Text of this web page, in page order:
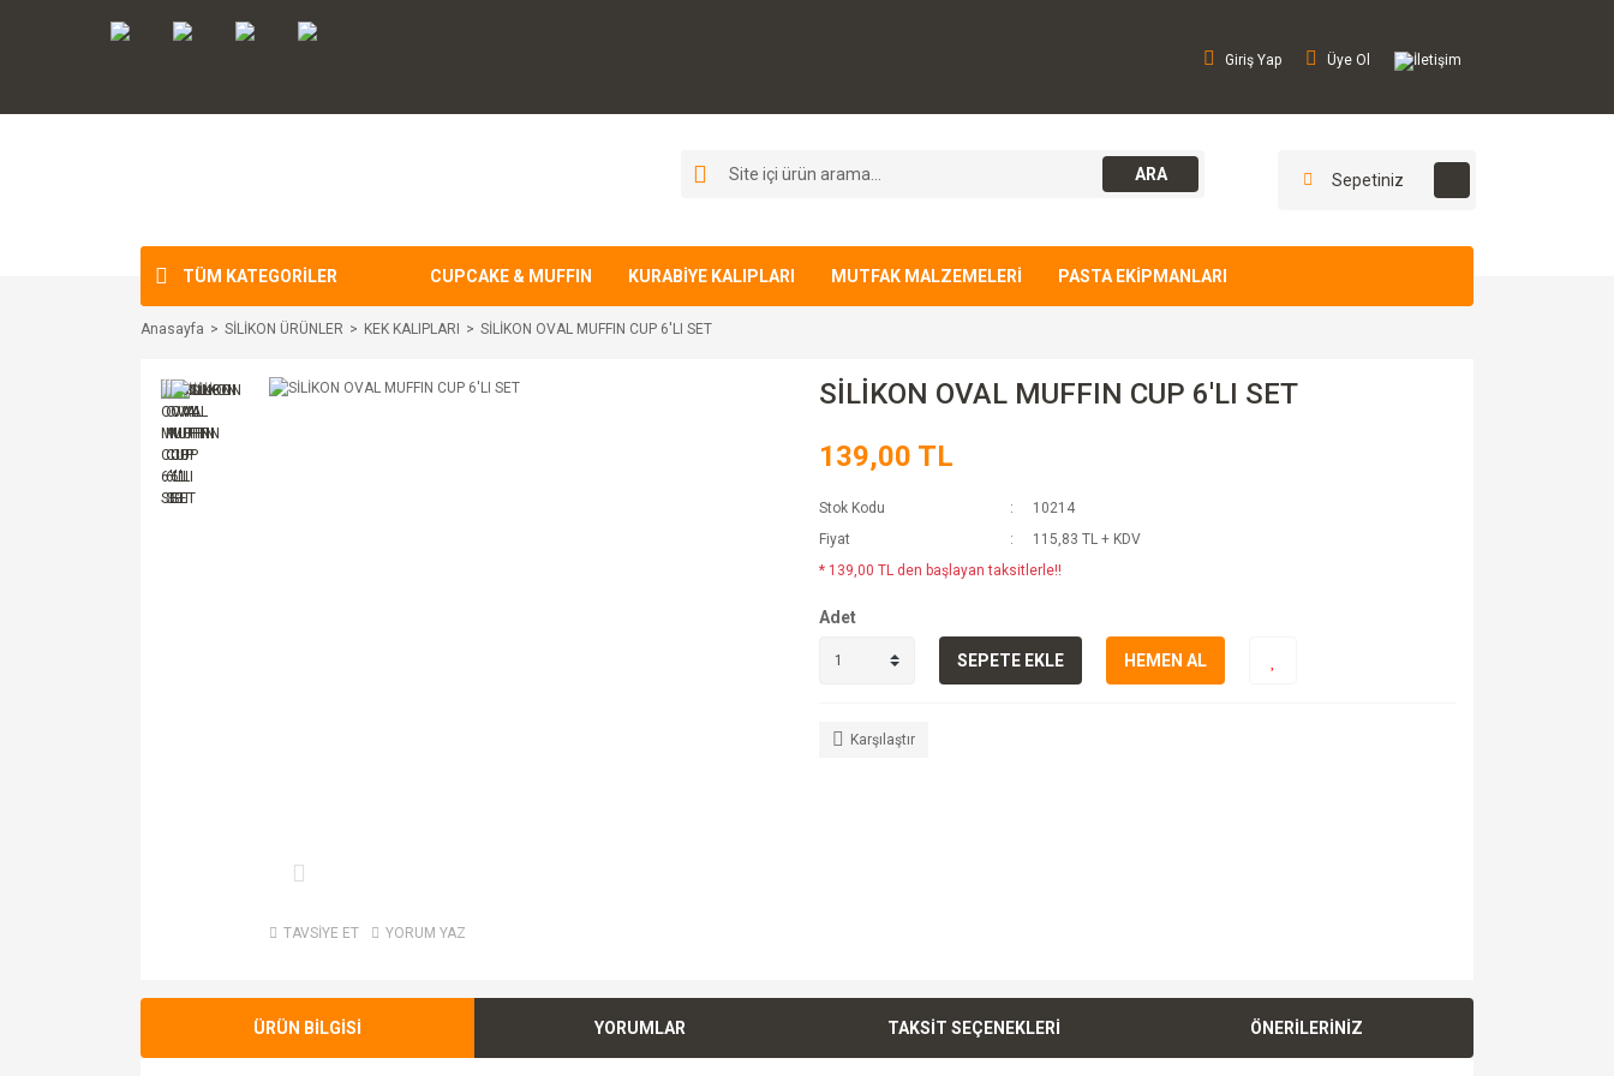
Giriş Yap Üye Ol İletişim
ARA Sepetiniz
TÜM KATEGORİLER CUPCAKE & MUFFIN KURABİYE KALIPLARI MUTFAK MALZEMELERİ PASTA EKİPMANLARI
Anasayfa SİLİKON ÜRÜNLER KEK KALIPLARI SİLİKON OVAL MUFFIN CUP 6'LI SET
TAVSİYE ET YORUM YAZ
SİLİKON OVAL MUFFIN CUP 6'LI SET
139,00 TL
Stok Kodu
10214
Fiyat
115,83 TL + KDV
* 139,00 TL den başlayan taksitlerle!!
Adet
SEPETE EKLE HEMEN AL
Karşılaştır
ÜRÜN BİLGİSİ YORUMLAR TAKSİT SEÇENEKLERİ ÖNERİLERİNİZ